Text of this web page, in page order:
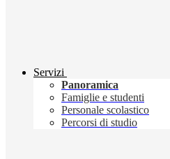
Servizi
Panoramica
Famiglie e studenti
Personale scolastico
Percorsi di studio